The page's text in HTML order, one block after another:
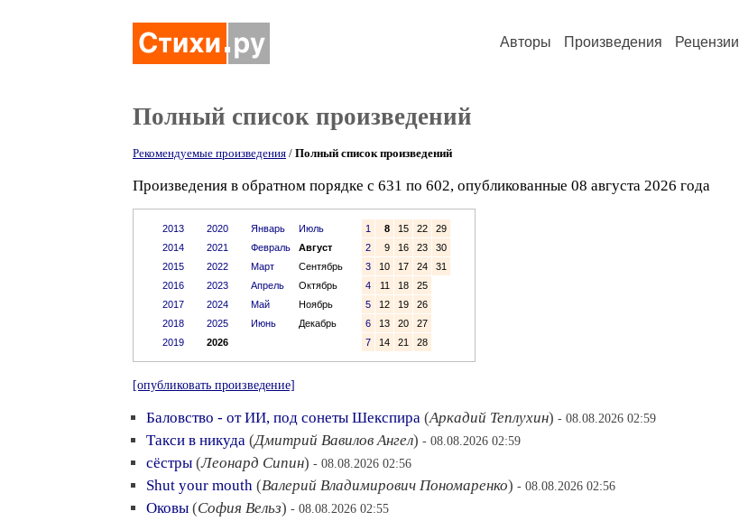
Авторы Произведения Рецензии
Полный список произведений
Рекомендуемые произведения / Полный список произведений
Произведения в обратном порядке с 631 по 602, опубликованные 08 августа 2026 года
2013
2014
2015
2016
2017
2018
2019
2020
2021
2022
2023
2024
2025
2026
Январь
Июль
Февраль
Август
Март
Сентябрь
Апрель
Октябрь
Май
Ноябрь
Июнь
Декабрь
1 8 15 22
29
2
9 16 23
30
3
10 17 24
31
4
11 18
25
5
12 19
26
6
13 20
27
7
14 21 28
[опубликовать произведение]
Баловство - от ИИ, под сонеты Шекспира (Аркадий Теплухин) - 08.08.2026 02:59
Такси в никуда (Дмитрий Вавилов Ангел) - 08.08.2026 02:59
сёстры (Леонард Сипин) - 08.08.2026 02:56
Shut your mouth (Валерий Владимирович Пономаренко) - 08.08.2026 02:56
Оковы (София Вельз) - 08.08.2026 02:55